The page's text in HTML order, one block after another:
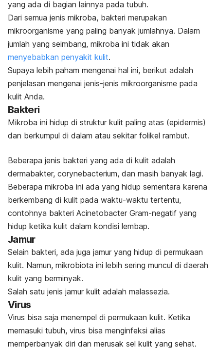
yang ada di bagian lainnya pada tubuh.
Dari semua jenis mikroba, bakteri merupakan
mikroorganisme yang paling banyak jumlahnya. Dalam
jumlah yang seimbang, mikroba ini tidak akan
menyebabkan penyakit kulit.
Supaya lebih paham mengenai hal ini, berikut adalah
penjelasan mengenai jenis-jenis mikroorganisme pada
kulit Anda.
Bakteri
Mikroba ini hidup di struktur kulit paling atas (epidermis)
dan berkumpul di dalam atau sekitar folikel rambut.
Beberapa jenis bakteri yang ada di kulit adalah
dermabakter, corynebacterium, dan masih banyak lagi.
Beberapa mikroba ini ada yang hidup sementara karena
berkembang di kulit pada waktu-waktu tertentu,
contohnya bakteri Acinetobacter Gram-negatif yang
hidup ketika kulit dalam kondisi lembap.
Jamur
Selain bakteri, ada juga jamur yang hidup di permukaan
kulit. Namun, mikrobiota ini lebih sering muncul di daerah
kulit yang berminyak.
Salah satu jenis jamur kulit adalah malassezia.
Virus
Virus bisa saja menempel di permukaan kulit. Ketika
memasuki tubuh, virus bisa menginfeksi alias
memperbanyak diri dan merusak sel kulit yang sehat.